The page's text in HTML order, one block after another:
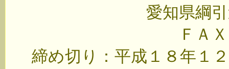
愛知県綱引連盟
ＦＡＸ０５２－
締め切り：平成１８年１